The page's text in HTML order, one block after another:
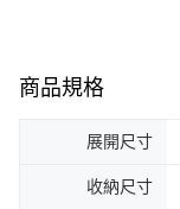
商品規格
展開尺寸
收納尺寸